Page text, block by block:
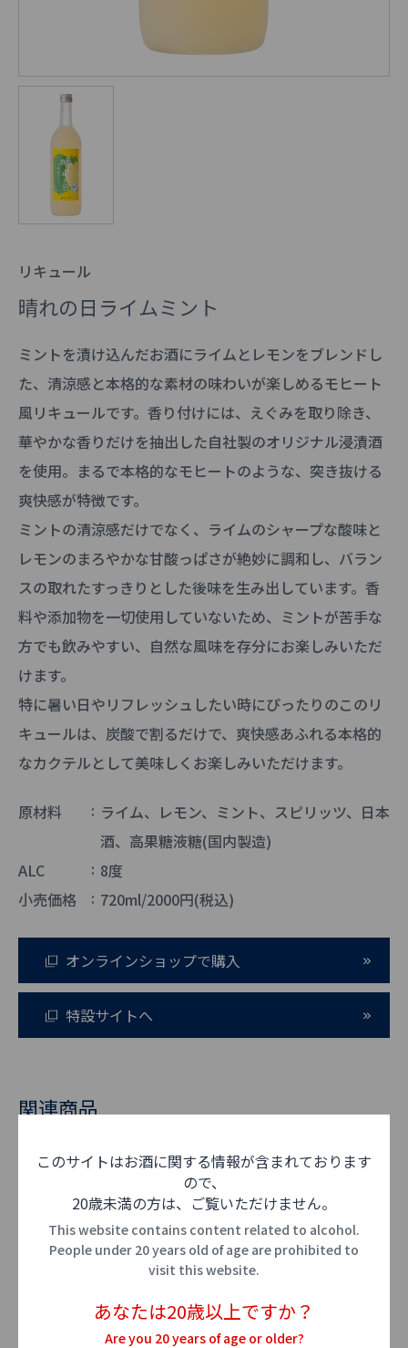
リキュール
晴れの日ライムミント
ミントを漬け込んだお酒にライムとレモンをブレンドし
た、清涼感と本格的な素材の味わいが楽しめるモヒート
風リキュールです。香り付けには、えぐみを取り除き、
華やかな香りだけを抽出した自社製のオリジナル浸漬酒
を使用。まるで本格的なモヒートのような、突き抜ける
爽快感が特徴です。
ミントの清涼感だけでなく、ライムのシャープな酸味と
レモンのまろやかな甘酸っぱさが絶妙に調和し、バラン
スの取れたすっきりとした後味を生み出しています。香
料や添加物を一切使用していないため、ミントが苦手な
方でも飲みやすい、自然な風味を存分にお楽しみいただ
けます。
特に暑い日やリフレッシュしたい時にぴったりのこのリ
キュールは、炭酸で割るだけで、爽快感あふれる本格的
なカクテルとして美味しくお楽しみいただけます。
原材料
ライム、レモン、ミント、スピリッツ、日本
酒、高果糖液糖(国内製造)
ALC
8度
小売価格
720ml/2000円(税込)
オンラインショップで購入
特設サイトへ
関連商品
このサイトはお酒に関する情報が含まれております
ので、
20歳未満の方は、ご覧いただけません。
This website contains content related to alcohol.
People under 20 years old of age are prohibited to
visit this website.
あなたは20歳以上ですか？
Are you 20 years of age or older?